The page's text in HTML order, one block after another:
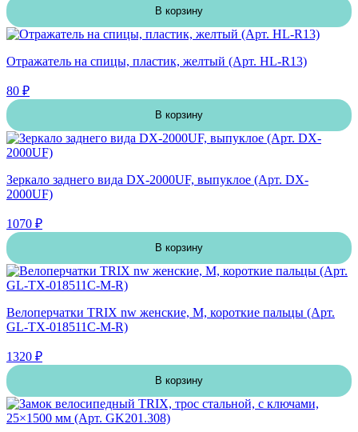
В корзину
Отражатель на спицы, пластик, желтый (Арт. HL-R13)
80 ₽
В корзину
Зеркало заднего вида DX-2000UF, выпуклое (Арт. DX-
2000UF)
1070 ₽
В корзину
Велоперчатки TRIX nw женские, M, короткие пальцы (Арт.
GL-TX-018511C-M-R)
1320 ₽
В корзину